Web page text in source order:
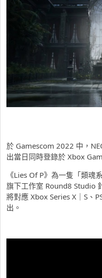
於 Gamescom 2022 中，
出當日同時登錄於 Xbox
《Lies Of P》為一隻「類魂
旗下工作室 Round8 Studio
將對應 Xbox Series X｜S、
出。